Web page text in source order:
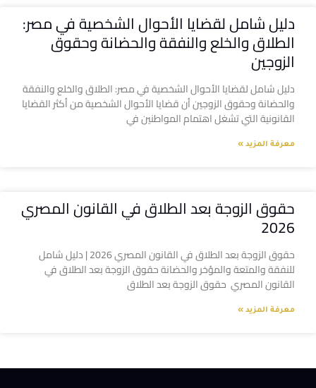
دليل شامل لقضايا الأحوال الشخصية في مصر:
الطلاق والخلع والنفقة والحضانة وحقوق
الزوجين
دليل شامل لقضايا الأحوال الشخصية في مصر: الطلاق والخلع والنفقة
والحضانة وحقوق الزوجين أن قضايا الأحوال الشخصية من أكثر القضايا
القانونية التي تشغل اهتمام المواطنين في
معرفة المزيد »
حقوق الزوجة بعد الطلاق في القانون المصري
2026
حقوق الزوجة بعد الطلاق في القانون المصري 2026 | دليل شامل
للنفقة والمتعة والمؤخر والحضانة حقوق الزوجة بعد الطلاق في
القانون المصري حقوق الزوجة بعد الطلاق
معرفة المزيد »